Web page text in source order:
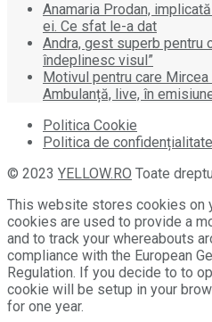
Anamaria Prodan,
ei. Ce sfat le-a dat
Andra, gest superb pentru
îndeplinesc visul”
Motivul pentru care
Ambulanță, live, în
Politica Cookie
Politica de confidențialitate
© 2023 YELLOW.RO Toate
This website stores cookies on
cookies are used to provide a
and to track your whereabouts
compliance with the European
Regulation. If you decide to to
cookie will be setup in your
for one year.